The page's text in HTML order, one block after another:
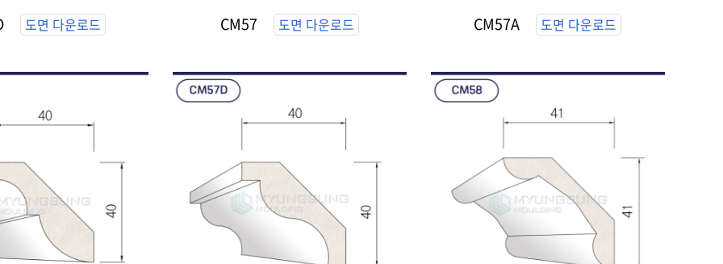
도면 다운로드 CM57 도면 다운로드 CM57A 도면 다운로드